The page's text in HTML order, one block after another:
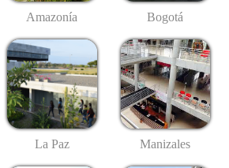
Amazonía Bogotá
La Paz Manizales